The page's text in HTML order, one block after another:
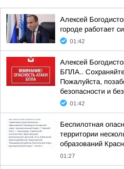
Алексей
городе работает
01:42
Алексей
БПЛА.. Сохраняйте
Пожалуйста,
безопасности и
01:42
Беспилотная
территории
образований
01:27